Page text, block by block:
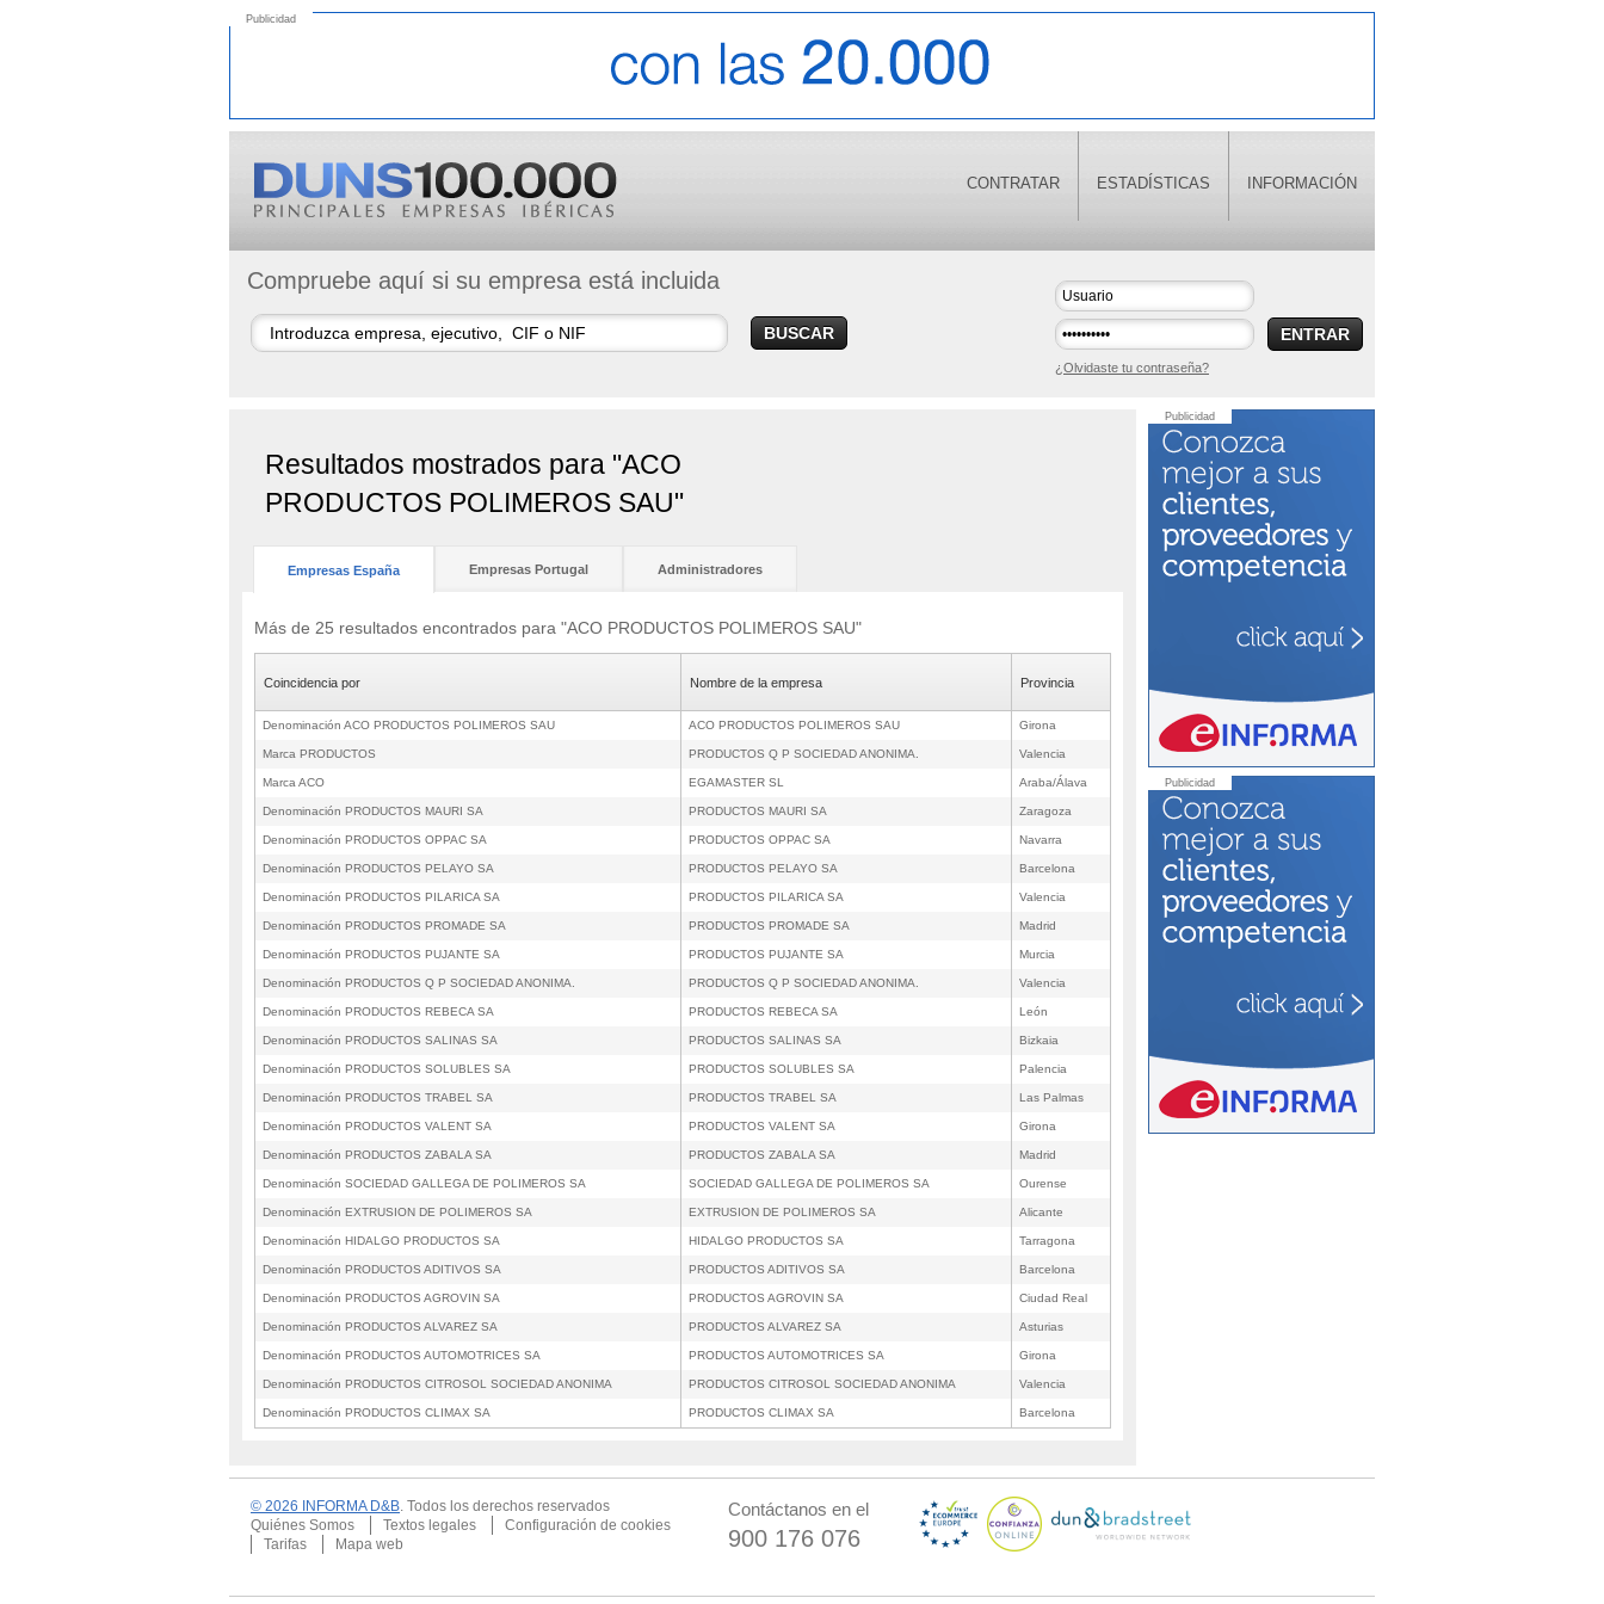
Publicidad
CONTRATAR ESTADÍSTICAS INFORMACIÓN
Compruebe aquí si su empresa está incluida
BUSCAR ENTRAR
¿Olvidaste tu contraseña?
Resultados mostrados para "ACO
PRODUCTOS POLIMEROS SAU"
Empresas España Empresas Portugal Administradores
Más de 25 resultados encontrados para "ACO PRODUCTOS POLIMEROS SAU"
Coincidencia por Nombre de la empresa Provincia
Denominación ACO PRODUCTOS POLIMEROS SAU ACO PRODUCTOS POLIMEROS SAU Girona
Marca PRODUCTOS PRODUCTOS Q P SOCIEDAD ANONIMA. Valencia
Marca ACO EGAMASTER SL Araba/Álava
Denominación PRODUCTOS MAURI SA PRODUCTOS MAURI SA Zaragoza
Denominación PRODUCTOS OPPAC SA PRODUCTOS OPPAC SA Navarra
Denominación PRODUCTOS PELAYO SA PRODUCTOS PELAYO SA Barcelona
Denominación PRODUCTOS PILARICA SA PRODUCTOS PILARICA SA Valencia
Denominación PRODUCTOS PROMADE SA PRODUCTOS PROMADE SA Madrid
Denominación PRODUCTOS PUJANTE SA PRODUCTOS PUJANTE SA Murcia
Denominación PRODUCTOS Q P SOCIEDAD ANONIMA. PRODUCTOS Q P SOCIEDAD ANONIMA. Valencia
Denominación PRODUCTOS REBECA SA PRODUCTOS REBECA SA León
Denominación PRODUCTOS SALINAS SA PRODUCTOS SALINAS SA Bizkaia
Denominación PRODUCTOS SOLUBLES SA PRODUCTOS SOLUBLES SA Palencia
Denominación PRODUCTOS TRABEL SA PRODUCTOS TRABEL SA Las Palmas
Denominación PRODUCTOS VALENT SA PRODUCTOS VALENT SA Girona
Denominación PRODUCTOS ZABALA SA PRODUCTOS ZABALA SA Madrid
Denominación SOCIEDAD GALLEGA DE POLIMEROS SA SOCIEDAD GALLEGA DE POLIMEROS SA Ourense
Denominación EXTRUSION DE POLIMEROS SA EXTRUSION DE POLIMEROS SA Alicante
Denominación HIDALGO PRODUCTOS SA HIDALGO PRODUCTOS SA Tarragona
Denominación PRODUCTOS ADITIVOS SA PRODUCTOS ADITIVOS SA Barcelona
Denominación PRODUCTOS AGROVIN SA PRODUCTOS AGROVIN SA Ciudad Real
Denominación PRODUCTOS ALVAREZ SA PRODUCTOS ALVAREZ SA Asturias
Denominación PRODUCTOS AUTOMOTRICES SA PRODUCTOS AUTOMOTRICES SA Girona
Denominación PRODUCTOS CITROSOL SOCIEDAD ANONIMA PRODUCTOS CITROSOL SOCIEDAD ANONIMA Valencia
Denominación PRODUCTOS CLIMAX SA PRODUCTOS CLIMAX SA Barcelona
Publicidad
Publicidad
© 2026 INFORMA D&B. Todos los derechos reservados
Quiénes Somos
Textos legales
Configuración de cookies
Tarifas
Mapa web
Contáctanos en el
900 176 076